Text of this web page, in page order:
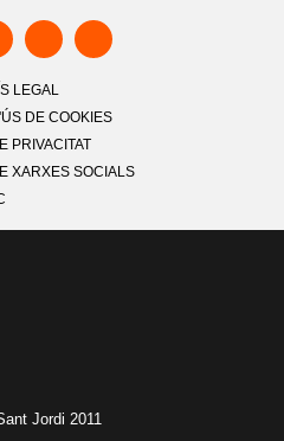
LEGAL
DE COOKIES
PRIVACITAT
XARXES SOCIALS
Jordi 2011